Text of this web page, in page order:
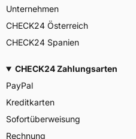
Unternehmen
CHECK24 Österreich
CHECK24 Spanien
CHECK24 Zahlungsarten
PayPal
Kreditkarten
Sofortüberweisung
Rechnung